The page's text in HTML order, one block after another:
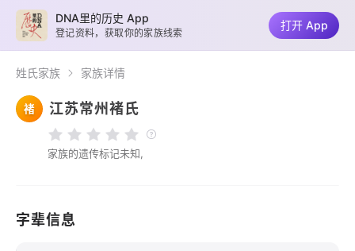
姓氏家族 家族详情
褚 江苏常州褚氏
家族的遗传标记未知,
字辈信息
DNA里的历史 App
登记资料，获取你的家族线索
打开 App